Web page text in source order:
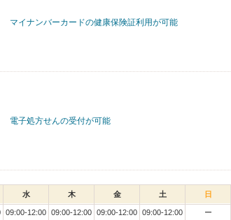
マイナンバーカードの健康保険証利用が可能
電子処方せんの受付が可能
水 木 金 土 日
09:00-12:00 09:00-12:00 09:00-12:00 09:00-12:00 ー